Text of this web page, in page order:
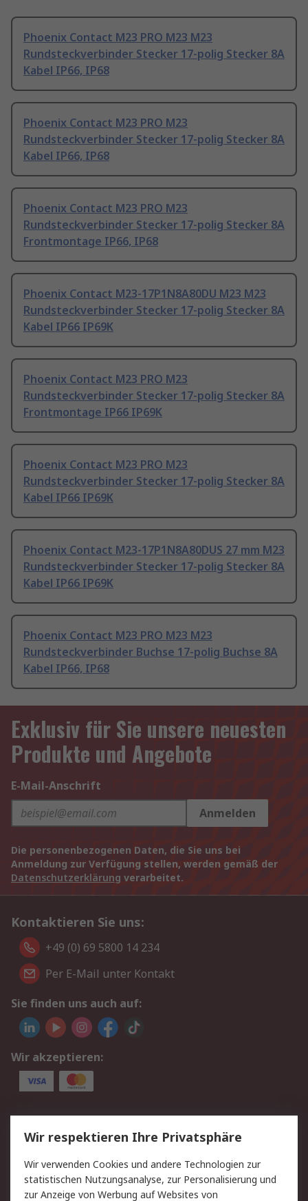
Phoenix Contact M23 PRO M23 M23
Rundsteckverbinder Stecker 17-polig Stecker 8A
Kabel IP66, IP68
Phoenix Contact M23 PRO M23
Rundsteckverbinder Stecker 17-polig Stecker 8A
Kabel IP66, IP68
Phoenix Contact M23 PRO M23
Rundsteckverbinder Stecker 17-polig Stecker 8A
Frontmontage IP66, IP68
Phoenix Contact M23-17P1N8A80DU M23 M23
Rundsteckverbinder Stecker 17-polig Stecker 8A
Kabel IP66 IP69K
Phoenix Contact M23 PRO M23
Rundsteckverbinder Stecker 17-polig Stecker 8A
Frontmontage IP66 IP69K
Phoenix Contact M23 PRO M23
Rundsteckverbinder Stecker 17-polig Stecker 8A
Kabel IP66 IP69K
Phoenix Contact M23-17P1N8A80DUS 27 mm M23
Rundsteckverbinder Stecker 17-polig Stecker 8A
Kabel IP66 IP69K
Phoenix Contact M23 PRO M23 M23
Rundsteckverbinder Buchse 17-polig Buchse 8A
Kabel IP66, IP68
Exklusiv für Sie unsere neuesten
Produkte und Angebote
E-Mail-Anschrift
Anmelden
Die personenbezogenen Daten, die Sie uns bei
Anmeldung zur Verfügung stellen, werden gemäß der
Datenschutzerklärung verarbeitet.
Kontaktieren Sie uns:
+49 (0) 69 5800 14 234
Per E-Mail unter Kontakt
Sie finden uns auch auf:
Wir akzeptieren:
Service
Value Added Services
Lieferlösungen
Rücksendungen
Kontakt
Hilfe
Privatkunden
Wir respektieren Ihre Privatsphäre
Wir verwenden Cookies und andere Technologien zur
statistischen Nutzungsanalyse, zur Personalisierung und
zur Anzeige von Werbung auf Websites von